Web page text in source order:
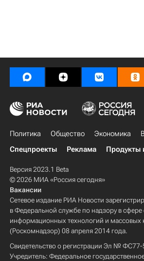
Политика Общество Экономика
Спецпроекты
Реклама Продукты
Версия 2023.1 Beta
© 2026 МИА «Россия сегодня»
Вакансии
Сетевое издание РИА Новости
в Федеральной службе по надзору в сфере
информационных технологий и массовых
(Роскомнадзор) 08 апреля 2014 года.
Свидетельство о регистрации Эл №
Учредитель: Федеральное